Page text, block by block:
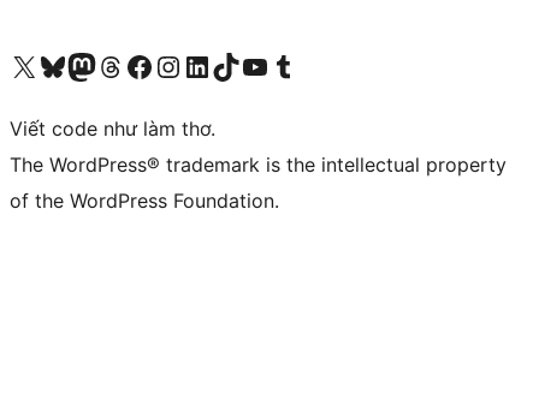
Truy cập tài khoản X (trước đây là Twitter) của chúng tôiVisit our Bluesky account
Visit our Mastodon account
Visit our Threads account
Xem trang Facebook của chúng tôiTruy cập tài khoản Instagram của chúng tôiTruy cập tài khoản LinkedIn của chúng tôiVisit our TikTok account
Truy cập kênh YouTube của chúng tôi Visit our Tumblr account
Viết code như làm thơ.
The WordPress® trademark is the intellectual property
of the WordPress Foundation.